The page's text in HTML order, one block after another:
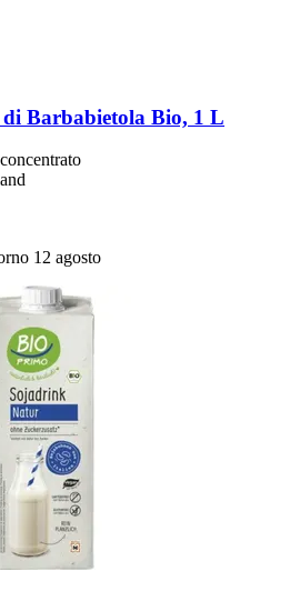
di Barbabietola Bio, 1 L
12 agosto